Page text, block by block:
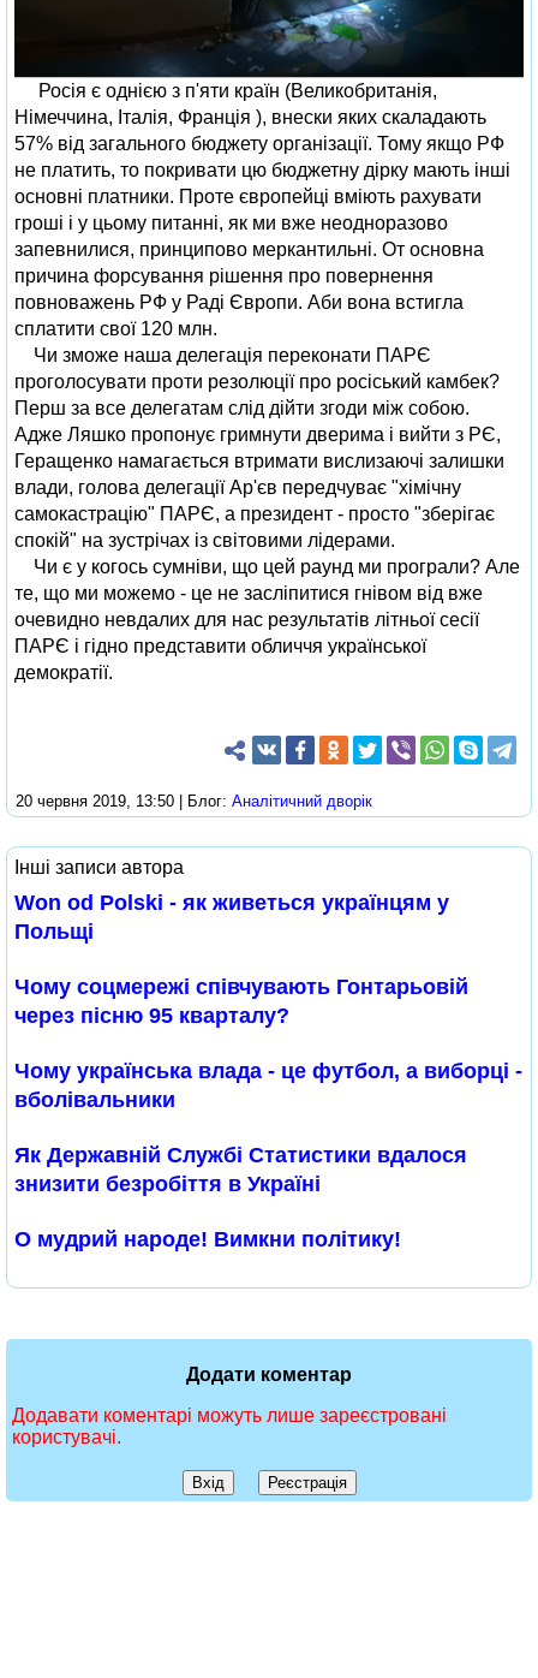
Росія є однією з п'яти країн (Великобританія,
Німеччина, Італія, Франція ), внески яких скаладають
57% від загального бюджету організації. Тому якщо РФ
не платить, то покривати цю бюджетну дірку мають інші
основні платники. Проте європейці вміють рахувати
гроші і у цьому питанні, як ми вже неодноразово
запевнилися, принципово меркантильні. От основна
причина форсування рішення про повернення
повноважень РФ у Раді Європи. Аби вона встигла
сплатити свої 120 млн.
Чи зможе наша делегація переконати ПАРЄ
проголосувати проти резолюції про росіський камбек?
Перш за все делегатам слід дійти згоди між собою.
Адже Ляшко пропонує гримнути дверима і вийти з РЄ,
Геращенко намагається втримати вислизаючі залишки
влади, голова делегації Ар'єв передчуває "хімічну
самокастрацію" ПАРЄ, а президент - просто "зберігає
спокій" на зустрічах із світовими лідерами.
Чи є у когось сумніви, що цей раунд ми програли? Але
те, що ми можемо - це не засліпитися гнівом від вже
очевидно невдалих для нас результатів літньої сесії
ПАРЄ і гідно представити обличчя української
демократії.
20 червня 2019, 13:50 | Блог: Аналітичний дворік
Інші записи автора
Won od Polski - як живеться українцям у
Польщі
Чому соцмережі співчувають Гонтарьовій
через пісню 95 кварталу?
Чому українська влада - це футбол, а виборці -
вболівальники
Як Державній Службі Статистики вдалося
знизити безробіття в Україні
О мудрий народе! Вимкни політику!
Додати коментар
Додавати коментарі можуть лише зареєстровані
користувачі.
Вхід Реєстрація